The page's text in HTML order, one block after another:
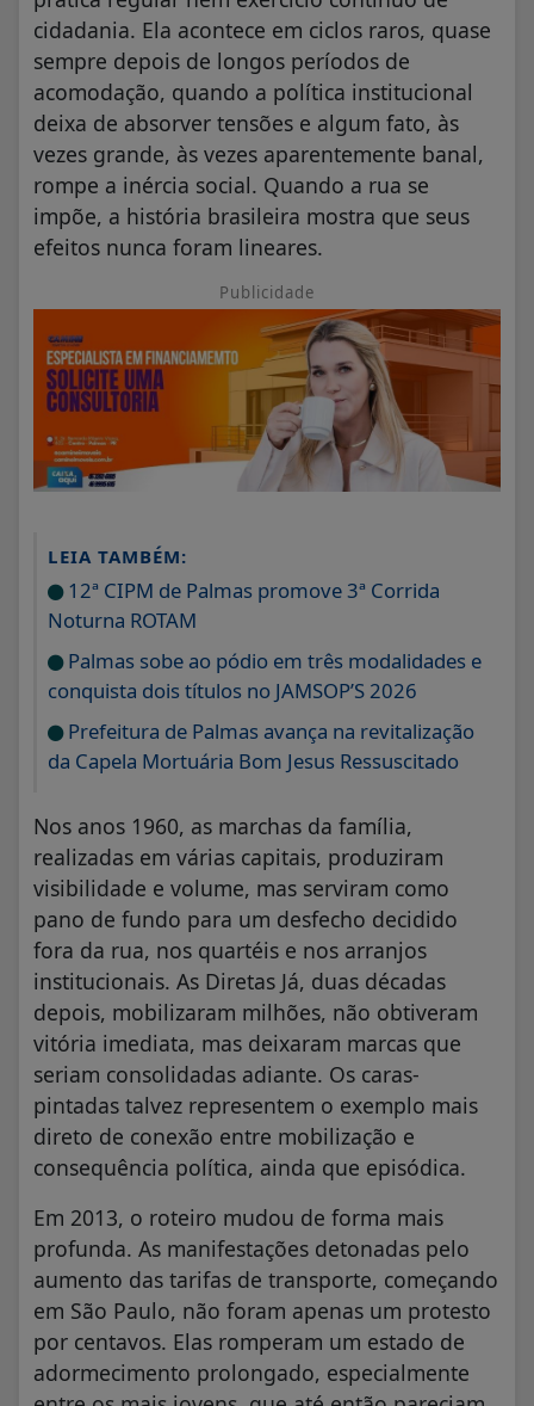
cidadania. Ela acontece em ciclos raros, quase
sempre depois de longos períodos de
acomodação, quando a política institucional
deixa de absorver tensões e algum fato, às
vezes grande, às vezes aparentemente banal,
rompe a inércia social. Quando a rua se
impõe, a história brasileira mostra que seus
efeitos nunca foram lineares.
Publicidade
LEIA TAMBÉM:
12ª CIPM de Palmas promove 3ª Corrida
Noturna ROTAM
Palmas sobe ao pódio em três modalidades e
conquista dois títulos no JAMSOP’S 2026
Prefeitura de Palmas avança na revitalização
da Capela Mortuária Bom Jesus Ressuscitado
Nos anos 1960, as marchas da família,
realizadas em várias capitais, produziram
visibilidade e volume, mas serviram como
pano de fundo para um desfecho decidido
fora da rua, nos quartéis e nos arranjos
institucionais. As Diretas Já, duas décadas
depois, mobilizaram milhões, não obtiveram
vitória imediata, mas deixaram marcas que
seriam consolidadas adiante. Os caras-
pintadas talvez representem o exemplo mais
direto de conexão entre mobilização e
consequência política, ainda que episódica.
Em 2013, o roteiro mudou de forma mais
profunda. As manifestações detonadas pelo
aumento das tarifas de transporte, começando
em São Paulo, não foram apenas um protesto
por centavos. Elas romperam um estado de
adormecimento prolongado, especialmente